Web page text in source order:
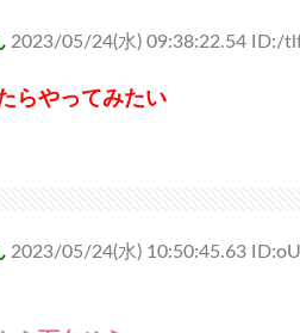
2023/05/24(水) 09:38:22.54 ID:/
らやってみたい
2023/05/24(水) 10:50:45.63